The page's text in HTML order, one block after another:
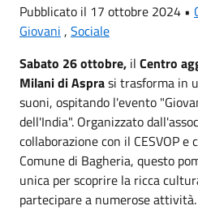
Pubblicato il 17 ottobre 2024 •
Giovani , Sociale
Sabato 26 ottobre, il Centro
Milani di Asprasi trasforma in
suoni, ospitando l'evento
dell'India". Organizzato
collaborazione con il CESVOP e
Comune di Bagheria, questo
unica per scoprire la ricca
partecipare a numerose attività.